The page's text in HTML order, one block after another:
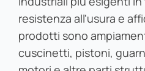
resistenza all'usura e
prodotti sono
cuscinetti, pistoni,